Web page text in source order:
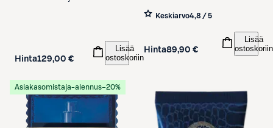
Hinta129,00 €
Lisää
ostoskoriin
Keskiarvo4,8 / 5
Hinta89,90 €
Lisää
ostoskoriin
Asiakasomistaja-alennus−20%